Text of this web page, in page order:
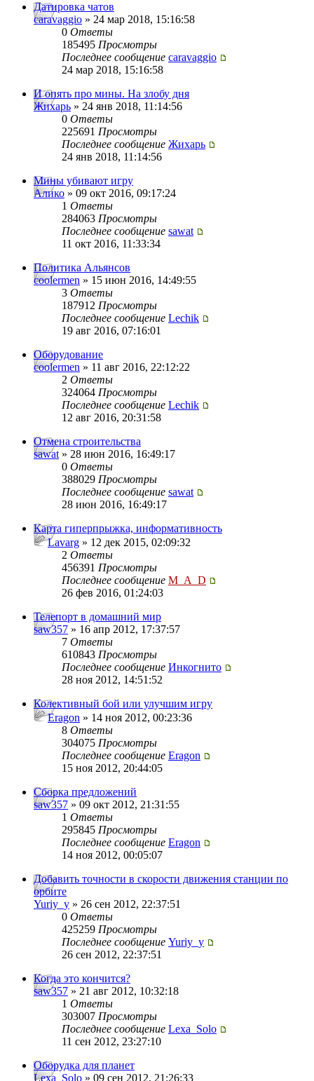
Датировка чатов
caravaggio » 24 мар 2018, 15:16:58
0 Ответы
185495 Просмотры
Последнее сообщение caravaggio
24 мар 2018, 15:16:58
И опять про мины. На злобу дня
Жихарь » 24 янв 2018, 11:14:56
0 Ответы
225691 Просмотры
Последнее сообщение Жихарь
24 янв 2018, 11:14:56
Мины убивают игру
Алико » 09 окт 2016, 09:17:24
1 Ответы
284063 Просмотры
Последнее сообщение sawat
11 окт 2016, 11:33:34
Политика Альянсов
coolermen » 15 июн 2016, 14:49:55
3 Ответы
187912 Просмотры
Последнее сообщение Lechik
19 авг 2016, 07:16:01
Оборудование
coolermen » 11 авг 2016, 22:12:22
2 Ответы
324064 Просмотры
Последнее сообщение Lechik
12 авг 2016, 20:31:58
Отмена строительства
sawat » 28 июн 2016, 16:49:17
0 Ответы
388029 Просмотры
Последнее сообщение sawat
28 июн 2016, 16:49:17
Карта гиперпрыжка, информативность
Lavarg » 12 дек 2015, 02:09:32
2 Ответы
456391 Просмотры
Последнее сообщение M_A_D
26 фев 2016, 01:24:03
Телепорт в домашний мир
saw357 » 16 апр 2012, 17:37:57
7 Ответы
610843 Просмотры
Последнее сообщение Инкогнито
28 ноя 2012, 14:51:52
Колективный бой или улучшим игру
Eragon » 14 ноя 2012, 00:23:36
8 Ответы
304075 Просмотры
Последнее сообщение Eragon
15 ноя 2012, 20:44:05
Сборка предложений
saw357 » 09 окт 2012, 21:31:55
1 Ответы
295845 Просмотры
Последнее сообщение Eragon
14 ноя 2012, 00:05:07
Добавить точности в скорости движения станции по
орбите
Yuriy_y » 26 сен 2012, 22:37:51
0 Ответы
425259 Просмотры
Последнее сообщение Yuriy_y
26 сен 2012, 22:37:51
Когда это кончится?
saw357 » 21 авг 2012, 10:32:18
1 Ответы
303007 Просмотры
Последнее сообщение Lexa_Solo
11 сен 2012, 23:27:10
Оборудка для планет
Lexa_Solo » 09 сен 2012, 21:26:33